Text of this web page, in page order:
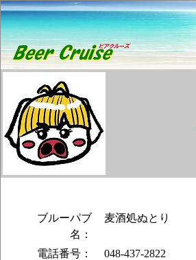
ブルーパブ
名：
麦酒処ぬとり
電話番号：
048-437-2822